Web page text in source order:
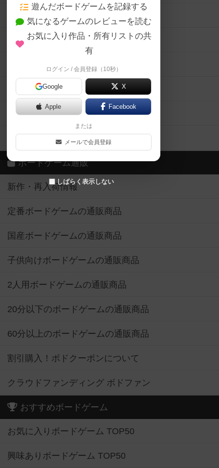
遊んだボードゲームを記録する
気になるゲームのレビューを読む
お気に入り作品・所有リストの共
有
ログイン / 会員登録（10秒）
Google X
Apple Facebook
または
メールで会員登録
しばらく表示しない
ボードゲーム会情報
メカニクス特集
掲示板・トピックス
ボドとも・会員一覧
ボードゲーム業界コラム
ボドゲーマご利用案内
ボードゲーム通販
新作・再入荷情報
定番ボードゲームの通販商品
国産ボードゲームの通販商品
子供向けボードゲームの通販商品
2人用ボードゲームの通販商品
20分以下のボードゲームの通販商品
60分以上のボードゲームの通販商品
割引購入！ボドクーポンについて
クラウドファンディング ボドファン
おすすめボードゲーム
お気に入りボードゲーム TOP50
興味ありボードゲーム TOP50